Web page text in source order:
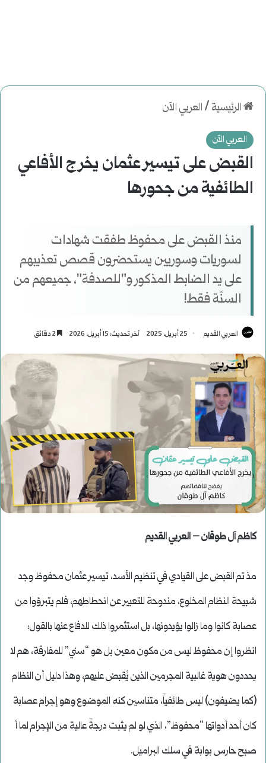
الرئيسية /العربي الآن
العربي الآن
القبض على تيسير عثمان يخرج الأفاعي
الطائفية من جحورها
منذ القبض على محفوظ طفقت شهادات
لسوريات وسوريين يستحضرون قصص تعذيبهم
على يد الضابط المذكور و"للصدفة"، جميعهم من
السنّة فقط!
العربي القديم 25 أبريل، 2025 آخر تحديث: 15 أبريل، 2026
كاظم آل طوقان – العربي القديم
مذ تم القبض على القيادي في تنظيم الأسد، تيسير عثمان محفوظ وجد
شبيحة النظام المخلوع، مندوحة للتعبير عن انحطاطهم، فلم يتبرؤوا من
عصابة كانوا وما زالوا يؤيدونها، بل استثمروا ذلك للدفاع عنها بالقول:
انظروا إن محفوظ ليس من مكون معين بل هو “سني” للمفارقة، هم لا
يحددون هوية غالبية المجرمين الذين يُقبض عليهم، وهذا دليل أن النظام
(كما يضيفون) ليس طائفياً، متناسين كنه الموضوع وهو إجرام عصابة
كان أحد أدواتها “محفوظ”، الذي لو لم يثبت درجةً عالية من الإجرام لما أ
صبح حارس بوابة في سلك البراميل.